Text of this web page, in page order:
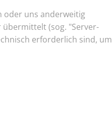
oder uns anderweitig
(sog. "Server-
erforderlich sind, um